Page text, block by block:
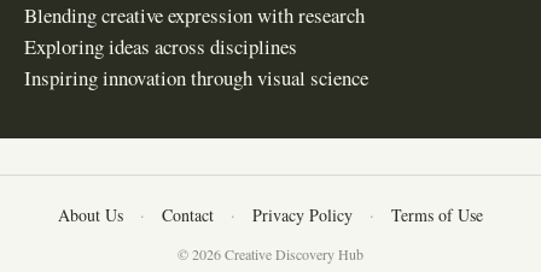
Blending creative expression with research
Exploring ideas across disciplines
Inspiring innovation through visual science
About Us · Contact · Privacy Policy · Terms of Use
© 2026 Creative Discovery Hub